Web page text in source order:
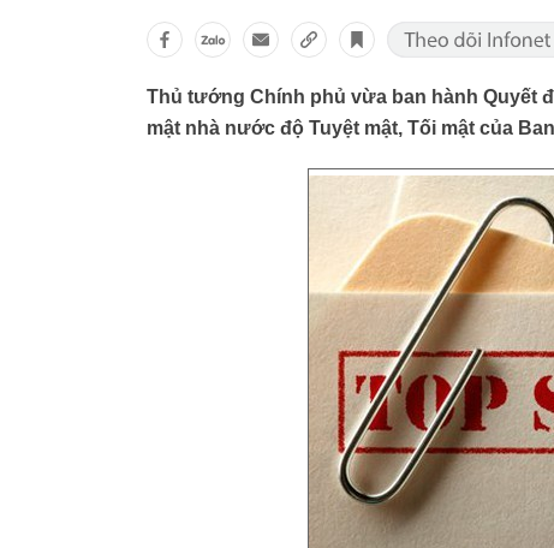
Thủ tướng Chính phủ vừa ban hành Quyết
mật nhà nước độ Tuyệt mật, Tối mật của